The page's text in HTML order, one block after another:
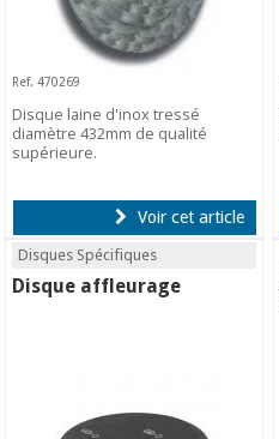
Ref. 470269
Disque laine d'inox tressé
diamètre 432mm de qualité
supérieure.
Voir cet article
Disques Spécifiques
Disque affleurage